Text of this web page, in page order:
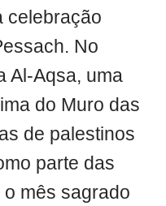
celebração
No
Al-Aqsa, uma
do Muro das
de palestinos
parte das
mês sagrado